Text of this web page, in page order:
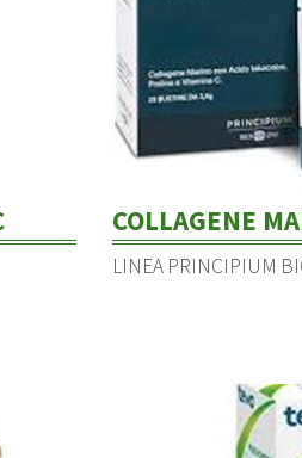
COLLAGENE
LINEA PRINCIPIUM